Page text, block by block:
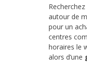
autour de
pour un
centres
horaires le
alors d’une